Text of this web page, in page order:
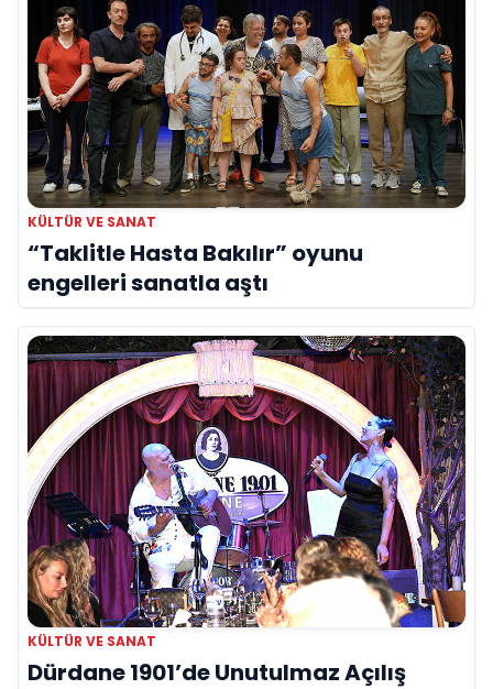
KÜLTÜR VE SANAT
“Taklitle Hasta Bakılır” oyunu
engelleri sanatla aştı
KÜLTÜR VE SANAT
Dürdane 1901’de Unutulmaz Açılış